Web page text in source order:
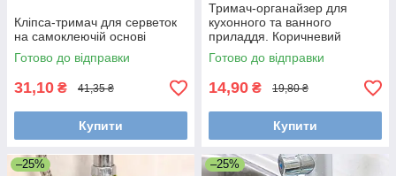
Кліпса-тримач для серветок
на самоклеючій основі
Готово до відправки
31,10 ₴ 41,35 ₴
Купити
Тримач-органайзер для
кухонного та ванного
приладдя. Коричневий
Готово до відправки
14,90 ₴ 19,80 ₴
Купити
–25% –25%